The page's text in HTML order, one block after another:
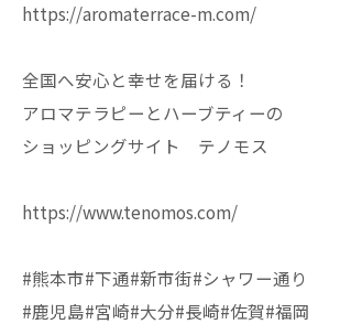
https://aromaterrace-m.com/
全国へ安心と幸せを届ける！
アロマテラピーとハーブティーの
ショッピングサイト テノモス
https://www.tenomos.com/
#熊本市#下通#新市街#シャワー通り
#鹿児島#宮崎#大分#長崎#佐賀#福岡